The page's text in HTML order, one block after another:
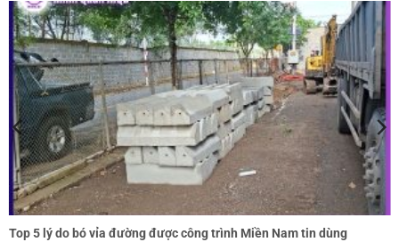
Top 5 lý do bó vỉa đường được công trình Miền Nam tin dùng